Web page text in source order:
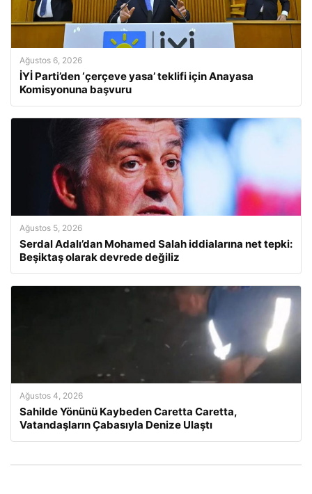
Ağustos 6, 2026
İYİ Parti’den ‘çerçeve yasa’ teklifi için Anayasa
Komisyonuna başvuru
Ağustos 5, 2026
Serdal Adalı’dan Mohamed Salah iddialarına net tepki:
Beşiktaş olarak devrede değiliz
Ağustos 4, 2026
Sahilde Yönünü Kaybeden Caretta Caretta,
Vatandaşların Çabasıyla Denize Ulaştı